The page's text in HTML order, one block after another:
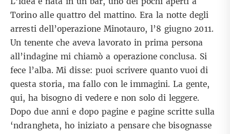
Torino alle quattro del mattino. Era la notte degli
arresti dell’operazione Minotauro, l’8 giugno 2011.
Un tenente che aveva lavorato in prima persona
all’indagine mi chiamò a operazione conclusa. Si
fece l’alba. Mi disse: puoi scrivere quanto vuoi di
questa storia, ma fallo con le immagini. La gente,
qui, ha bisogno di vedere e non solo di leggere.
Dopo due anni e dopo pagine e pagine scritte sulla
‘ndrangheta, ho iniziato a pensare che bisognasse